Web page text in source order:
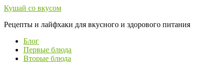
Перейти
контенту
Кушай со вкусом
Рецепты и лайфхаки для вкусного и здорового питания
Блог
Первые блюда
Вторые блюда